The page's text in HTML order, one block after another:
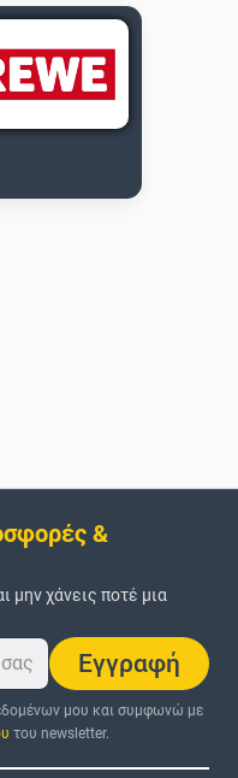
&
μην χάνεις ποτέ μια
Εγγραφή
μου και συμφωνώ με
του newsletter.